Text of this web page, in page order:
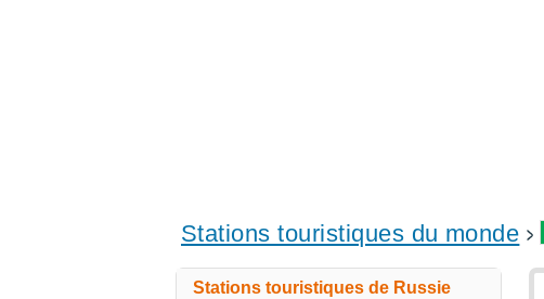
Stations touristiques du monde
Stations touristiques de Russie